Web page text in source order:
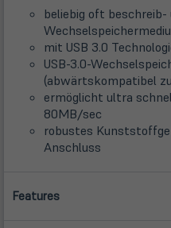
beliebig oft beschreib-
mit USB 3.0
USB-3.0-
(abwärtskompatibel
ermöglicht ultra
80MB/sec
robustes
Anschluss
Features